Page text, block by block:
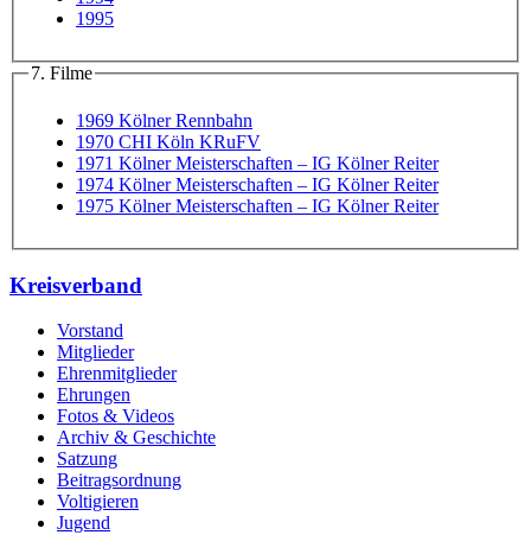
1995
7. Filme
1969 Kölner Rennbahn
1970 CHI Köln KRuFV
1971 Kölner Meisterschaften – IG Kölner Reiter
1974 Kölner Meisterschaften – IG Kölner Reiter
1975 Kölner Meisterschaften – IG Kölner Reiter
Kreisverband
Vorstand
Mitglieder
Ehrenmitglieder
Ehrungen
Fotos & Videos
Archiv & Geschichte
Satzung
Beitragsordnung
Voltigieren
Jugend